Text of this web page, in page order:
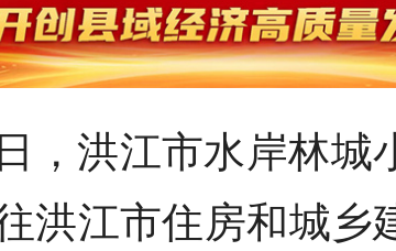
，洪江市水岸林城
洪江市住房和城乡